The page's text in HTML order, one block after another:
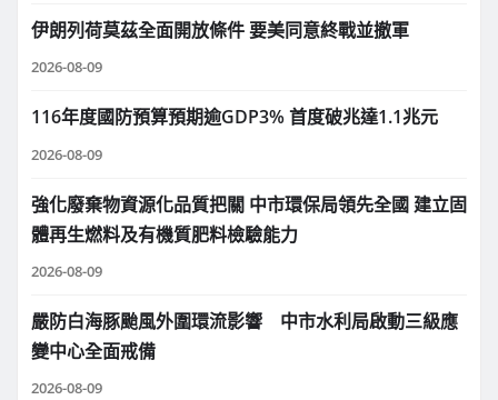
伊朗列荷莫茲全面開放條件 要美同意終戰並撤軍
2026-08-09
116年度國防預算預期逾GDP3% 首度破兆達1.1兆元
2026-08-09
強化廢棄物資源化品質把關 中市環保局領先全國 建立固
體再生燃料及有機質肥料檢驗能力
2026-08-09
嚴防白海豚颱風外圍環流影響 中市水利局啟動三級應
變中心全面戒備
2026-08-09